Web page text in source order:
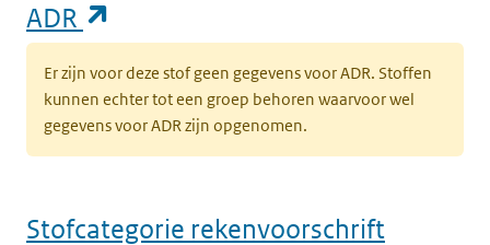
ADR
Er zijn voor deze stof geen gegevens voor ADR. Stoffen
kunnen echter tot een groep behoren waarvoor wel
gegevens voor ADR zijn opgenomen.
Stofcategorie rekenvoorschrift